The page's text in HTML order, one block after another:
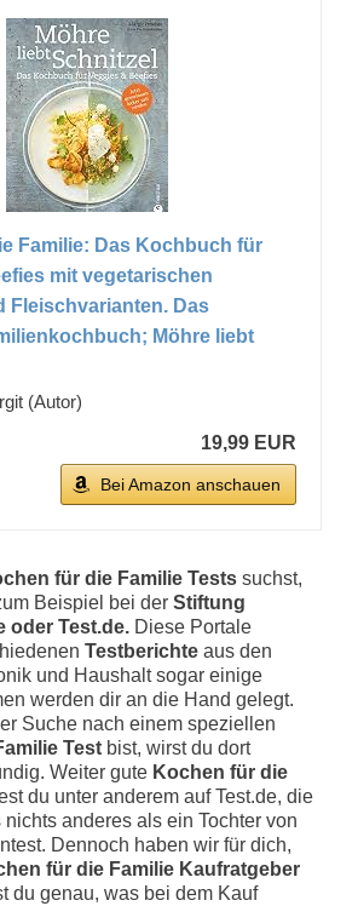
Familie: Das Kochbuch für
mit vegetarischen
Fleischvarianten. Das
Möhre liebt
(Autor)
19,99 EUR
Bei Amazon anschauen
für die Familie Tests suchst,
Beispiel bei der Stiftung
oder Test.de. Diese Portale
Testberichte aus den
und Haushalt sogar einige
werden dir an die Hand gelegt.
Suche nach einem speziellen
Test bist, wirst du dort
Weiter gute Kochen für die
du unter anderem auf Test.de, die
anderes als ein Tochter von
Dennoch haben wir für dich,
für die Familie Kaufratgeber
du genau, was bei dem Kauf